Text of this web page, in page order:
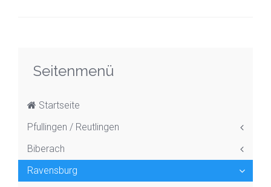
Seitenmenü
Startseite
Pfullingen / Reutlingen
Biberach
Ravensburg